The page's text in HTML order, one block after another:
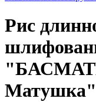
Рис
Матушка"